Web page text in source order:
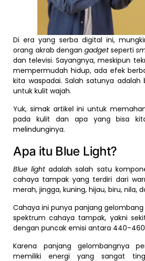
Di era yang serba digital ini,
orang akrab dengan gadgetseperti
dan televisi. Sayangnya, meskipun
mempermudah hidup, ada efek
kita waspadai. Salah satunya adalah
untuk kulit wajah.
Yuk, simak artikel ini untuk
pada kulit dan apa yang bisa
melindunginya.
Apa itu Blue Light?
Blue lightadalah salah satu
cahaya tampak yang terdiri dari
merah, jingga, kuning, hijau, biru, nila,
Cahaya ini punya panjang
spektrum cahaya tampak, yakni
dengan puncak emisi antara
Karena panjang gelombangnya
memiliki energi yang sangat